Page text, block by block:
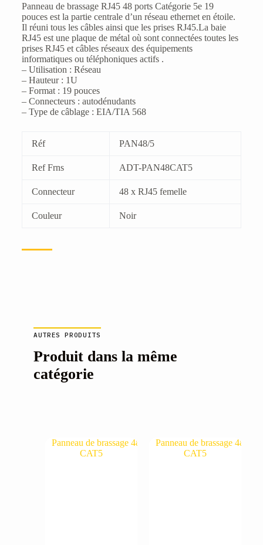
Panneau de brassage RJ45 48 ports Catégorie 5e 19
pouces est la partie centrale d’un réseau ethernet en étoile.
Il réuni tous les câbles ainsi que les prises RJ45.La baie
RJ45 est une plaque de métal où sont connectées toutes les
prises RJ45 et câbles réseaux des équipements
informatiques ou téléphoniques actifs .
– Utilisation : Réseau
– Hauteur : 1U
– Format : 19 pouces
– Connecteurs : autodénudants
– Type de câblage : EIA/TIA 568
Réf PAN48/5
Ref Frns ADT-PAN48CAT5
Connecteur 48 x RJ45 femelle
Couleur Noir
AUTRES PRODUITS
Produit dans la même
catégorie